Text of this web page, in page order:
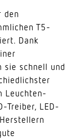
den
T5-
Dank
sie schnell und
Leuchten-
Treiber, LED-